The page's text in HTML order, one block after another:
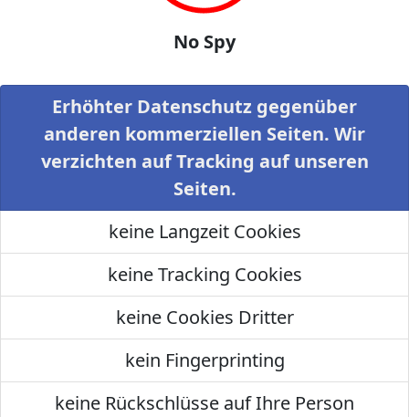
No Spy
Erhöhter Datenschutz gegenüber
anderen kommerziellen Seiten. Wir
verzichten auf Tracking auf unseren
Seiten.
keine Langzeit Cookies
keine Tracking Cookies
keine Cookies Dritter
kein Fingerprinting
keine Rückschlüsse auf Ihre Person